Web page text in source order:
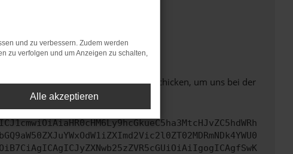
nicht mehr unterstützt werden.
Du kannst uns diesen Text schicken, um uns bei der
und zu verbessern. Zudem werden
zu verfolgen und um Anzeigen zu schalten,
Alle akzeptieren